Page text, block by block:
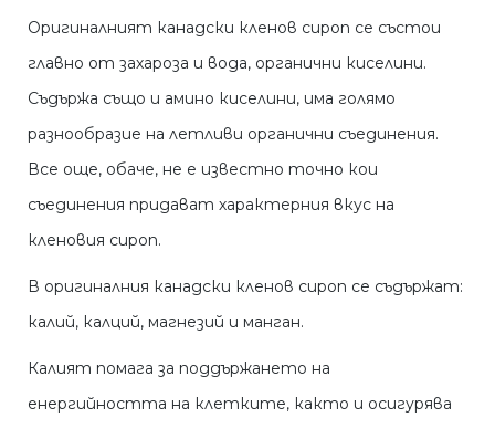
Оригиналният канадски кленов сироп се състои
главно от захароза и вода, органични киселини.
Съдържа също и амино киселини, има голямо
разнообразие на летливи органични съединения.
Все още, обаче, не е известно точно кои
съединения придават характерния вкус на
кленовия сироп.
В оригиналния канадски кленов сироп се съдържат:
калий, калций, магнезий и манган.
Калият помага за поддържането на
енергийността на клетките, както и осигурява